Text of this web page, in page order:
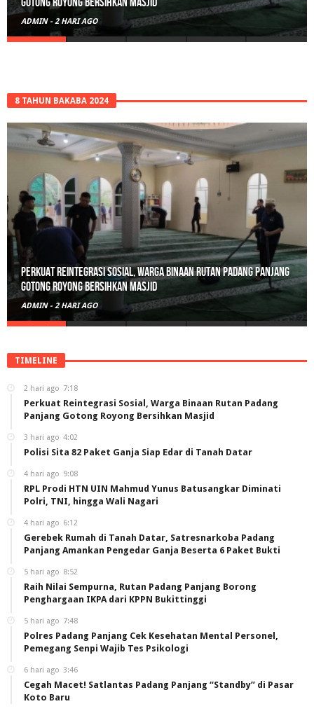
ADMIN - 2 HARI AGO
8 TAHUN BAKABA 2024
Perkuat Reintegrasi Sosial, Warga Binaan Rutan Padang Panjang
Gotong Royong Bersihkan Masjid
ADMIN - 2 HARI AGO
TIMELINE
2 hari ago 7:18
Perkuat Reintegrasi Sosial, Warga Binaan Rutan Padang
Panjang Gotong Royong Bersihkan Masjid
3 hari ago 4:02
Polisi Sita 82 Paket Ganja Siap Edar di Tanah Datar
4 hari ago 9:08
RPL Prodi HTN UIN Mahmud Yunus Batusangkar Diminati
Polri, TNI, hingga Wali Nagari
4 hari ago 6:12
Gerebek Rumah di Tanah Datar, Satresnarkoba Padang
Panjang Amankan Pengedar Ganja Beserta 6 Paket Bukti
5 hari ago 8:52
Raih Nilai Sempurna, Rutan Padang Panjang Borong
Penghargaan IKPA dari KPPN Bukittinggi
5 hari ago 7:48
Polres Padang Panjang Cek Kesehatan Mental Personel,
Pemegang Senpi Wajib Tes Psikologi
6 hari ago 3:46
Cegah Macet! Satlantas Padang Panjang “Standby” di Pasar
Koto Baru